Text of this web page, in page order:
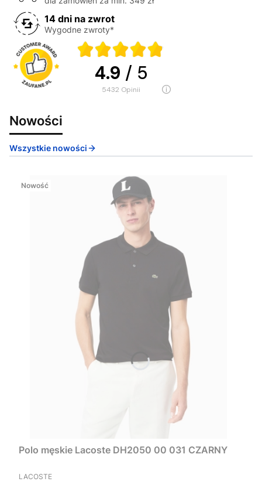
14 dni na zwrot
Wygodne zwroty*
4.9 / 5
5432 opinii
Nowości
Wszystkie nowości
Nowość
Polo męskie Lacoste DH2050 00 031 CZARNY
PRODUCENT
LACOSTE